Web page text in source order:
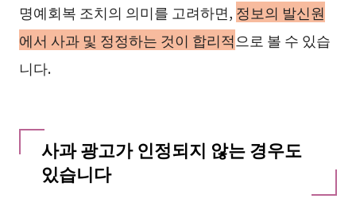
명예회복 조치의 의미를 고려하면, 정보의 발신원
에서 사과 및 정정하는 것이 합리적으로 볼 수 있습
니다.
사과 광고가 인정되지 않는 경우도
있습니다